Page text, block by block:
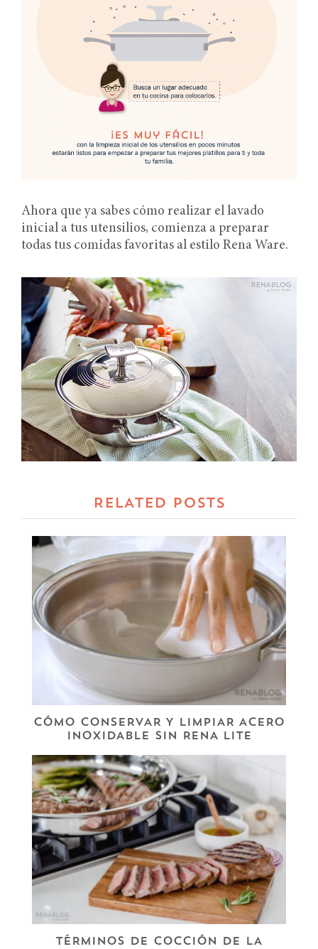
Ahora que ya sabes cómo realizar el lavado
inicial a tus utensilios, comienza a preparar
todas tus comidas favoritas al estilo Rena Ware.
RELATED POSTS
CÓMO CONSERVAR Y LIMPIAR ACERO
INOXIDABLE SIN RENA LITE
TÉRMINOS DE COCCIÓN DE LA